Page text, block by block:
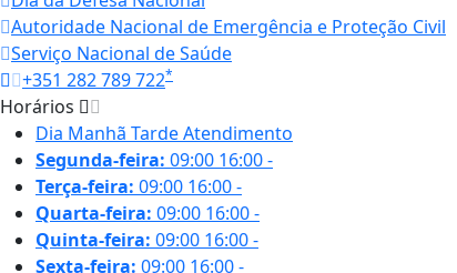
Autoridade Nacional de Emergência e Proteção Civil
Serviço Nacional de Saúde
+351 282 789 722*
Horários
Dia Manhã TardeAtendimento
Segunda-feira: 09:00 16:00-
Terça-feira: 09:00 16:00-
Quarta-feira: 09:00 16:00-
Quinta-feira: 09:00 16:00-
Sexta-feira: 09:00 16:00-